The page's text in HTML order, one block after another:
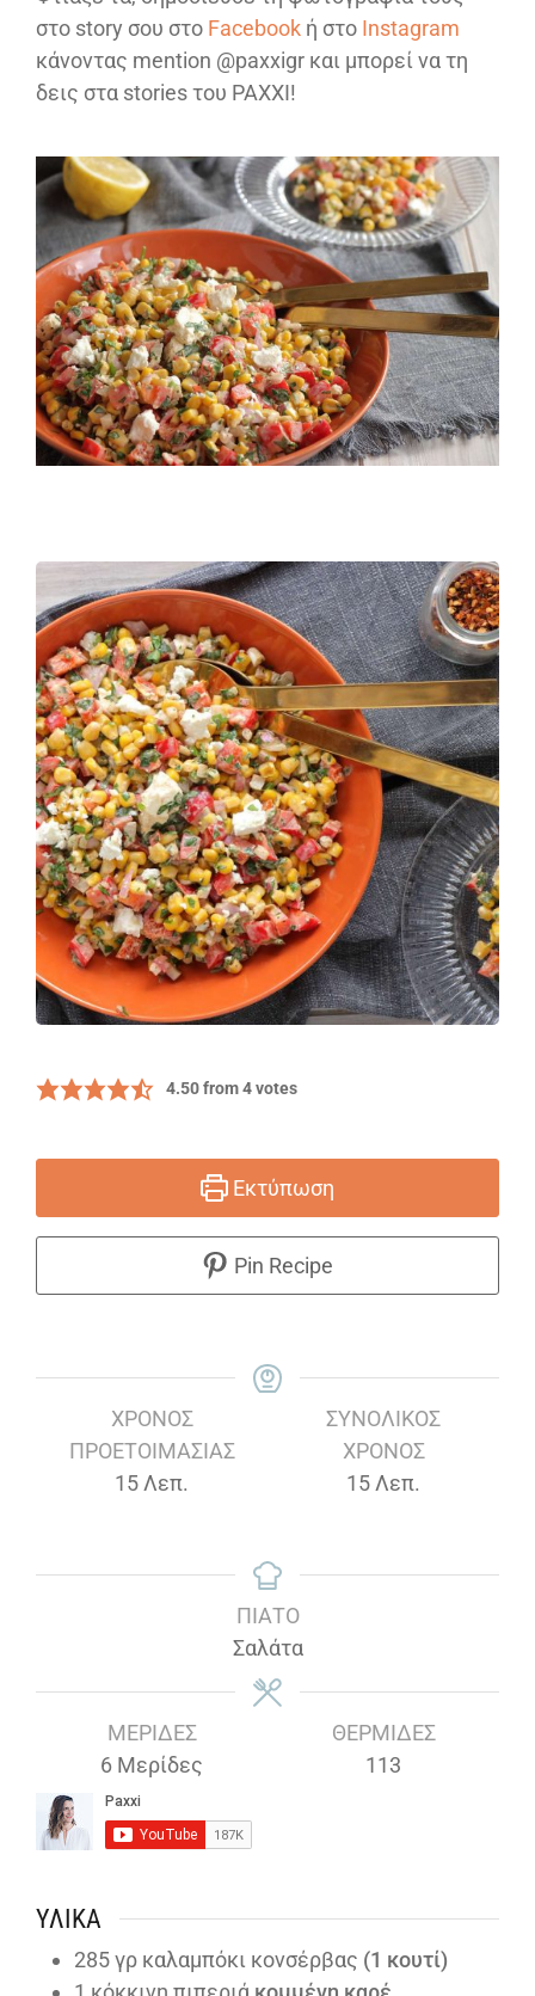
στο story σου στο Facebook ή στο Instagram
κάνοντας mention @paxxigr και μπορεί να τη
δεις στα stories του PAXXI!
4.50from4votes
Εκτύπωση
Pin Recipe
ΧΡΌΝΟΣ
ΠΡΟΕΤΟΙΜΑΣΊΑΣ
15Λεπτά
Λεπ.
ΣΥΝΟΛΙΚΌΣ
ΧΡΌΝΟΣ
15Λεπτά
Λεπ.
ΠΙΆΤΟ
Σαλάτα
ΜΕΡΊΔΕΣ
6 Μερίδες
ΘΕΡΜΊΔΕΣ
113
ΥΛΙΚΆ
285γρ καλαμπόκι κονσέρβας (1 κουτί)